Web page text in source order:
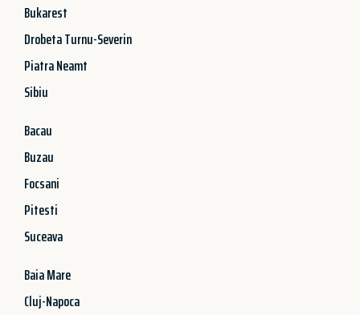
Bukarest
Drobeta Turnu-Severin
Piatra Neamt
Sibiu
Bacau
Buzau
Focsani
Pitesti
Suceava
Baia Mare
Cluj-Napoca